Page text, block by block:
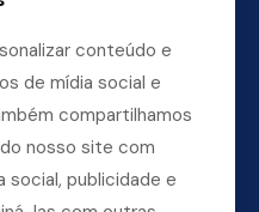
conteúdo e
de mídia social e
compartilhamos
nosso site com
social, publicidade e